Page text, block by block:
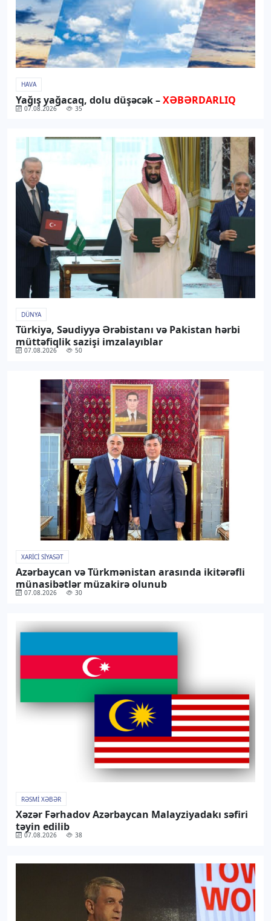
HAVA
Yağış yağacaq, dolu düşəcək –XƏBƏRDARLIQ
07.08.2026 35
DÜNYA
Türkiyə, Səudiyyə Ərəbistanı və Pakistan hərbi
müttəfiqlik sazişi imzalayıblar
07.08.2026 50
XARICI SIYASƏT
Azərbaycan və Türkmənistan arasında ikitərəfli
münasibətlər müzakirə olunub
07.08.2026 30
RƏSMI XƏBƏR
Xəzər Fərhadov Azərbaycan Malayziyadakı səfiri
təyin edilib
07.08.2026 38